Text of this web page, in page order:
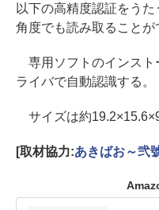
以下の高精度認証をう
角度でも読み取ることが
専用ソフトのインスト
ライバで自動認識する。
サイズは約
[取材協力:あきばお～弐